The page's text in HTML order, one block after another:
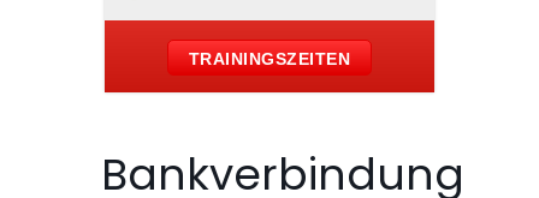
TRAININGSZEITEN
Bankverbindung